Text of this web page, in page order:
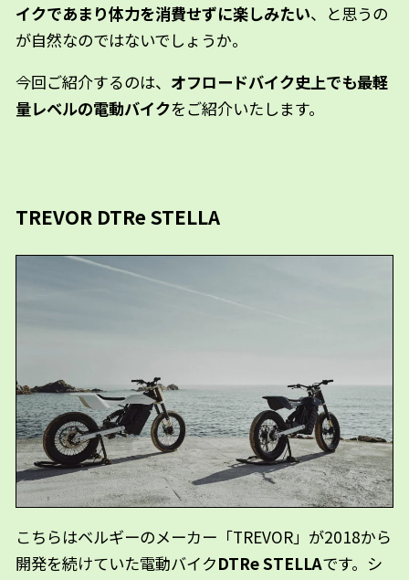
イクであまり体力を消費せずに楽しみたい、と思うの
が自然なのではないでしょうか。
今回ご紹介するのは、 オフロードバイク史上でも最軽
量レベルの電動バイクをご紹介いたします。
TREVOR DTRe STELLA
こちらはベルギーのメーカー「TREVOR」が2018から
開発を続けていた電動バイクDTRe STELLAです。シ